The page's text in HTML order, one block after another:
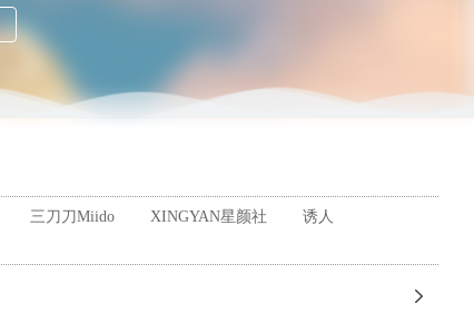
三刀刀Miido XINGYAN星颜社
诱人